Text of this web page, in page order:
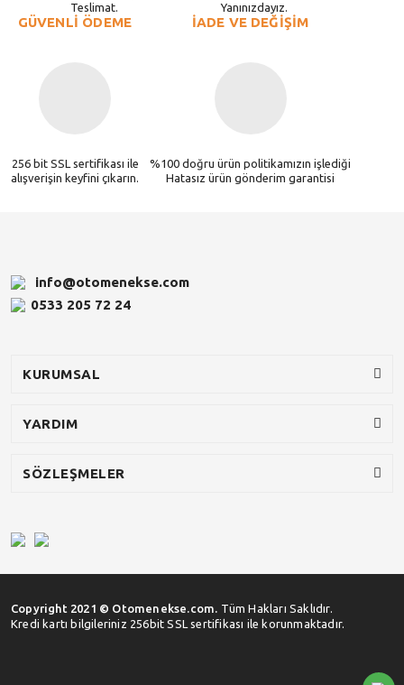
Teslimat.
Yanınızdayız.
GÜVENLİ ÖDEME
256 bit SSL sertifikası ile
alışverişin keyfini çıkarın.
İADE VE DEĞİŞİM
%100 doğru ürün politikamızın işlediği
Hatasız ürün gönderim garantisi
info@otomenekse.com
0533 205 72 24
KURUMSAL
YARDIM
SÖZLEŞMELER
Copyright 2021 © Otomenekse.com. Tüm Hakları Saklıdır.
Kredi kartı bilgileriniz 256bit SSL sertifikası ile korunmaktadır.